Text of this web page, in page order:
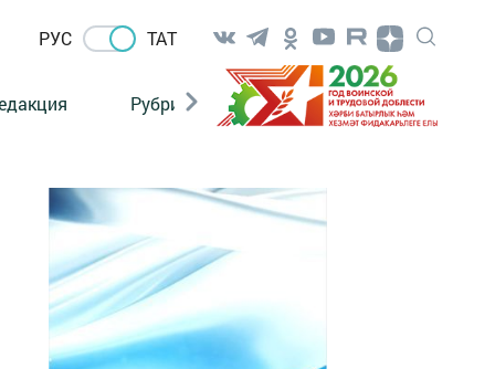
РУС ТАТ
Рубрикалар